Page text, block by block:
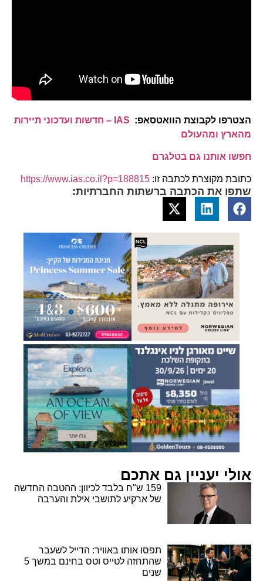
הצטרפו לקבוצת הוואטסאפ:
IAS – חדשות ועדכוני תיירות
מהארץ ומהעולם
חפשו אותנו גם בטלגרם
כתובת מקוצרת לכתבה זו: https://www.ias.co.il?p=188815
שתפו את הכתבה ברשתות החברתיות:
אולי יעניין גם אתכם
159 ש"ח בלבד לכיוון: ההטבה החדשה
של ארקיע לתושבי אילת והערבה
תפסו אותו באוויר: הדייל לשעבר
שהתחזה לטייס וטס בחינם במשך 5
שנים